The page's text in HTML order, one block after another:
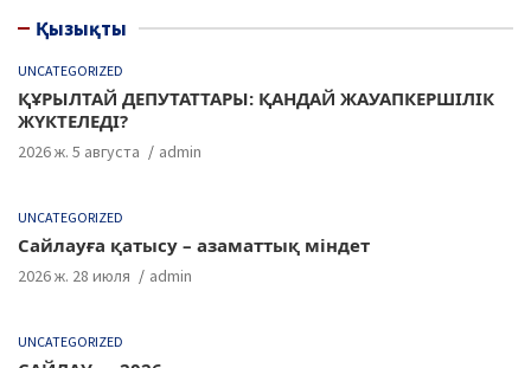
b
o
o
k
m p
Қызықты
UNCATEGORIZED
ҚҰРЫЛТАЙ ДЕПУТАТТАРЫ: ҚАНДАЙ ЖАУАПКЕРШІЛІК
ЖҮКТЕЛЕДІ?
2026 ж. 5 августа admin
UNCATEGORIZED
Сайлауға қатысу – азаматтық міндет
2026 ж. 28 июля admin
UNCATEGORIZED